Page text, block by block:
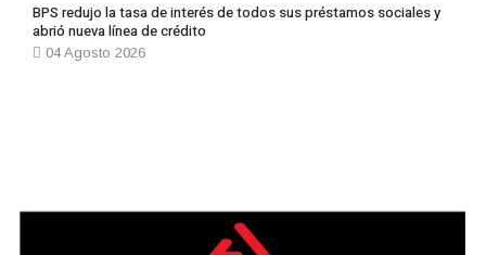
BPS redujo la tasa de interés de todos sus préstamos sociales y
abrió nueva línea de crédito
04 Agosto 2026